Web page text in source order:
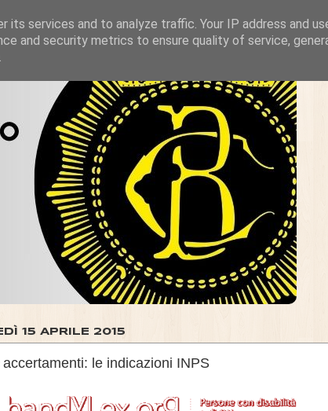
15 APRILE 2015
le indicazioni INPS
its services and to analyze traffic. Your IP address and
and security metrics to ensure quality of service,